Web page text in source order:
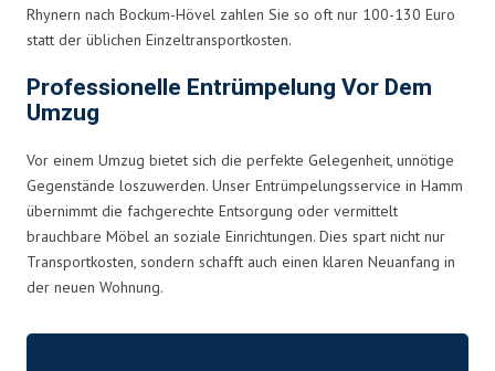
Rhynern nach Bockum-Hövel zahlen Sie so oft nur 100-130 Euro
statt der üblichen Einzeltransportkosten.
Professionelle Entrümpelung Vor Dem
Umzug
Vor einem Umzug bietet sich die perfekte Gelegenheit, unnötige
Gegenstände loszuwerden. Unser Entrümpelungsservice in Hamm
übernimmt die fachgerechte Entsorgung oder vermittelt
brauchbare Möbel an soziale Einrichtungen. Dies spart nicht nur
Transportkosten, sondern schafft auch einen klaren Neuanfang in
der neuen Wohnung.